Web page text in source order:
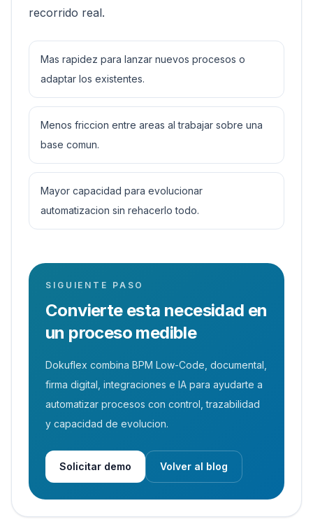
recorrido real.
Mas rapidez para lanzar nuevos procesos o
adaptar los existentes.
Menos friccion entre areas al trabajar sobre una
base comun.
Mayor capacidad para evolucionar
automatizacion sin rehacerlo todo.
SIGUIENTE PASO
Convierte esta necesidad en
un proceso medible
Dokuflex combina BPM Low-Code, documental,
firma digital, integraciones e IA para ayudarte a
automatizar procesos con control, trazabilidad
y capacidad de evolucion.
Solicitar demo Volver al blog